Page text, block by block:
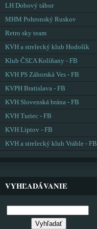
LH Dobový tábor
MHM Pohronský Ruskov
Retro sky team
KVH a strelecký klub Hodošík
Klub ČSĽA Kolíňany - FB
KVH PS Záhorská Ves - FB
KVPH Bratislava - FB
KVH Slovenská brána - FB
KVH Turiec - FB
KVH Liptov - FB
KVH a strelecký klub Vráble - FB
VYHĽADÁVANIE